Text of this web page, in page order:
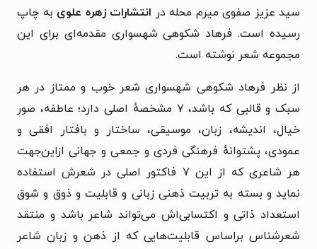
سید عزیز صفوی میرم محله در انتشارات زهره علوی به چاپ
رسیده است. فرهاد شکوهی شهسواری مقدمه‌ای برای این
مجموعه شعر نوشته است.
از نظر فرهاد شکوهی شهسواری شعر خوب و ممتاز در هر
سبک و قالبی که باشد، ۷ مشخصهٔ اصلی دارد؛ عاطفه، صور
خیال، اندیشه، زبان، موسیقی، ساختار و بافتار افقی و
عمودی، پشتوانهٔ فرهنگی فردی و جمعی و جهانی ازاین‌جهت
هر شاعری که از این ۷ فاکتور اصلی در شعرش استفاده
نماید و بسته به تربیت ذهنی زبانی و قابلیت و ذوق و شوق
استعداد ذاتی و اکتسابی‌اش می‌تواند شاعر باشد و منتقد
شعرشناس براساس قابلیت‌هایی که از ذهن و زبان شاعر